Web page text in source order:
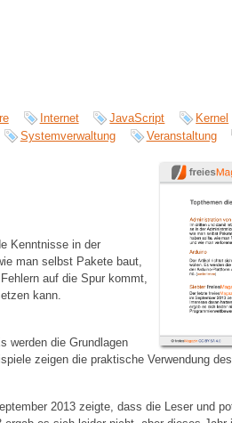
Internet JavaScript Kernel
Systemverwaltung Veranstaltung
Kenntnisse in der
man selbst Pakete baut,
auf die Spur kommt,
kann.
werden die Grundlagen
zeigen die praktische Verwendung des
2013 zeigte, dass die Leser und